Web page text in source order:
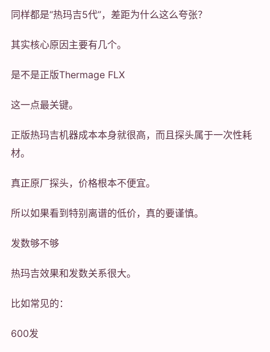
同样都是“热玛吉5代”，差距为什么这么夸张？
其实核心原因主要有几个。
是不是正版Thermage FLX
这一点最关键。
正版热玛吉机器成本本身就很高，而且探头属于一次性耗
材。
真正原厂探头，价格根本不便宜。
所以如果看到特别离谱的低价，真的要谨慎。
发数够不够
热玛吉效果和发数关系很大。
比如常见的：
600发